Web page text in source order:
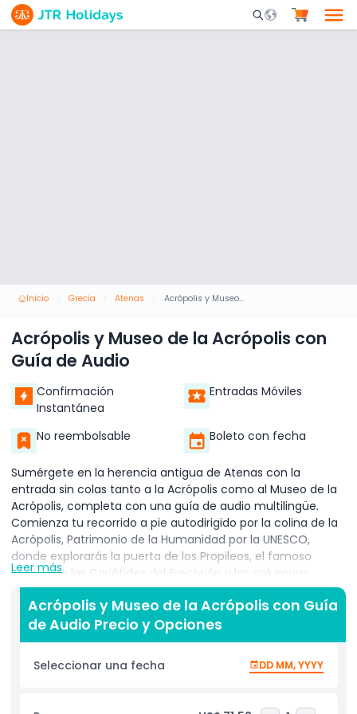
Mobile Search
Inicio Grecia Atenas Acrópolis y Museo de la Acrópolis con Guía de Audio
Acrópolis y Museo de la Acrópolis con
Guía de Audio
Confirmación
Instantánea
Entradas Móviles
No reembolsable Boleto con fecha
Sumérgete en la herencia antigua de Atenas con la
entrada sin colas tanto a la Acrópolis como al Museo de la
Acrópolis, completa con una guía de audio multilingüe.
Comienza tu recorrido a pie autodirigido por la colina de la
Acrópolis, Patrimonio de la Humanidad por la UNESCO,
donde explorarás la puerta de los Propileos, el famoso
Pórtico de las Cariátides del Erecteión y las columnas
dóricas del templo del Partenón mientras aprendes sobre la
democracia ateniense, la mitología griega y la arquitectura
clásica. Luego, desciende al moderno Museo de la
Acrópolis, uno de los principales museos de Atenas, donde
pasearás por amplias galerías que muestran frisos del
Partenón, esculturas de mármol y artefactos cotidianos
Galería de las Laderas con suelo de vidrio para observar
Leer más
Acrópolis y Museo de la Acrópolis con Guía
de Audio Precio y Opciones
Seleccionar una fecha DD MM, YYYY